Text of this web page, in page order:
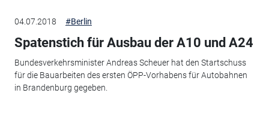
04.07.2018 #Berlin
Spatenstich für Ausbau der A10 und A24
Bundesverkehrsminister Andreas Scheuer hat den Startschuss
für die Bauarbeiten des ersten ÖPP-Vorhabens für Autobahnen
in Brandenburg gegeben.